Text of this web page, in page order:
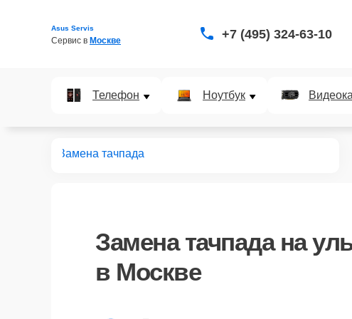
Asus Servis
Сервис в Москве +7 (495) 324-63-10
Телефон Ноутбук
Замена тачпада
Замена тачпадана
в Москве